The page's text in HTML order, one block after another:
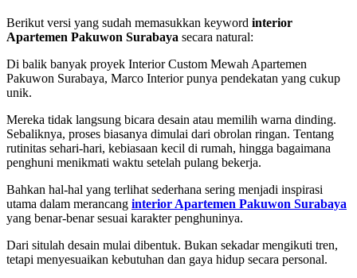
Berikut versi yang sudah memasukkan keyword interior
Apartemen Pakuwon Surabaya secara natural:
Di balik banyak proyek Interior Custom Mewah Apartemen
Pakuwon Surabaya, Marco Interior punya pendekatan yang cukup
unik.
Mereka tidak langsung bicara desain atau memilih warna dinding.
Sebaliknya, proses biasanya dimulai dari obrolan ringan. Tentang
rutinitas sehari-hari, kebiasaan kecil di rumah, hingga bagaimana
penghuni menikmati waktu setelah pulang bekerja.
Bahkan hal-hal yang terlihat sederhana sering menjadi inspirasi
utama dalam merancang interior Apartemen Pakuwon Surabaya
yang benar-benar sesuai karakter penghuninya.
Dari situlah desain mulai dibentuk. Bukan sekadar mengikuti tren,
tetapi menyesuaikan kebutuhan dan gaya hidup secara personal.